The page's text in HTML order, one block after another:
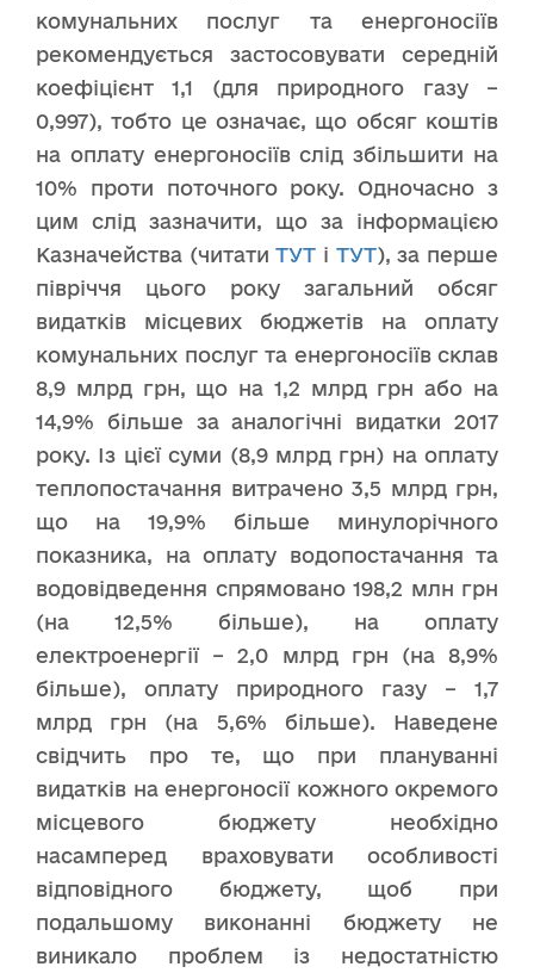
комунальних послуг та енергоносіїв
рекомендується застосовувати середній
коефіцієнт 1,1 (для природного газу –
0,997), тобто це означає, що обсяг коштів
на оплату енергоносіїв слід збільшити на
10% проти поточного року. Одночасно з
цим слід зазначити, що за інформацією
Казначейства (читатиТУТ і ТУТ), за перше
півріччя цього року загальний обсяг
видатків місцевих бюджетів на оплату
комунальних послуг та енергоносіїв склав
8,9 млрд грн, що на 1,2 млрд грн або на
14,9% більше за аналогічні видатки 2017
року. Із цієї суми (8,9 млрд грн) на оплату
теплопостачання витрачено 3,5 млрд грн,
що на 19,9% більше минулорічного
показника, на оплату водопостачання та
водовідведення спрямовано 198,2 млн грн
(на 12,5% більше), на оплату
електроенергії – 2,0 млрд грн (на 8,9%
більше), оплату природного газу – 1,7
млрд грн (на 5,6% більше). Наведене
свідчить про те, що при плануванні
видатків на енергоносії кожного окремого
місцевого бюджету необхідно
насамперед враховувати особливості
відповідного бюджету, щоб при
подальшому виконанні бюджету не
виникало проблем із недостатністю